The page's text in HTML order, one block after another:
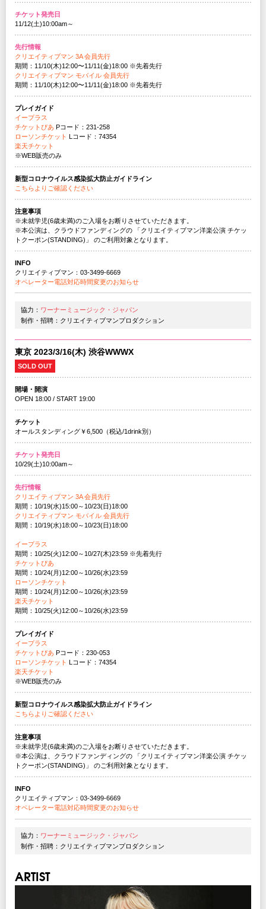
チケット発売日
11/12(土)10:00am～
先行情報
クリエイティブマン 3A 会員先行
期間：11/10(木)12:00〜11/11(金)18:00 ※先着先行
クリエイティブマン モバイル 会員先行
期間：11/10(木)12:00〜11/11(金)18:00 ※先着先行
プレイガイド
イープラス
チケットぴあ Pコード：231-258
ローソンチケット Lコード：74354
楽天チケット
※WEB販売のみ
新型コロナウイルス感染拡大防止ガイドライン
こちらよりご確認ください
注意事項
※未就学児(6歳未満)のご入場をお断りさせていただきます。
※本公演は、クラウドファンディングの 「クリエイティブマン洋楽公演 チケッ
トクーポン(STANDING)」 のご利用対象となります。
INFO
クリエイティブマン：03-3499-6669
オペレーター電話対応時間変更のお知らせ
協力： ワーナーミュージック・ジャパン
制作・招聘：クリエイティブマンプロダクション
東京 2023/3/16(木) 渋谷WWWX
SOLD OUT
開場・開演
OPEN 18:00 / START 19:00
チケット
オールスタンディング￥6,500（税込/1drink別）
チケット発売日
10/29(土)10:00am～
先行情報
クリエイティブマン 3A 会員先行
期間：10/19(水)15:00～10/23(日)18:00
クリエイティブマン モバイル 会員先行
期間：10/19(水)18:00～10/23(日)18:00
イープラス
期間：10/25(火)12:00～10/27(木)23:59 ※先着先行
チケットぴあ
期間：10/24(月)12:00～10/26(水)23:59
ローソンチケット
期間：10/24(月)12:00～10/26(水)23:59
楽天チケット
期間：10/25(火)12:00～10/26(水)23:59
プレイガイド
イープラス
チケットぴあ Pコード：230-053
ローソンチケット Lコード：74354
楽天チケット
※WEB販売のみ
新型コロナウイルス感染拡大防止ガイドライン
こちらよりご確認ください
注意事項
※未就学児(6歳未満)のご入場をお断りさせていただきます。
※本公演は、クラウドファンディングの 「クリエイティブマン洋楽公演 チケッ
トクーポン(STANDING)」 のご利用対象となります。
INFO
クリエイティブマン：03-3499-6669
オペレーター電話対応時間変更のお知らせ
協力： ワーナーミュージック・ジャパン
制作・招聘：クリエイティブマンプロダクション
ARTIST